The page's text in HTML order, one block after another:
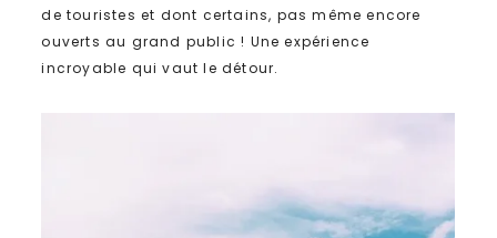
de touristes et dont certains, pas même encore
ouverts au grand public ! Une expérience
incroyable qui vaut le détour.